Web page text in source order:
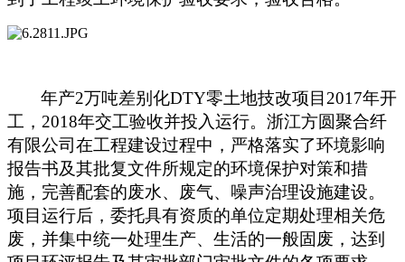
年产2万吨差别化DTY零土地技改项目2017年开
工，2018年交工验收并投入运行。浙江方圆聚合纤
有限公司在工程建设过程中，严格落实了环境影响
报告书及其批复文件所规定的环境保护对策和措
施，完善配套的废水、废气、噪声治理设施建设。
项目运行后，委托具有资质的单位定期处理相关危
废，并集中统一处理生产、生活的一般固废，达到